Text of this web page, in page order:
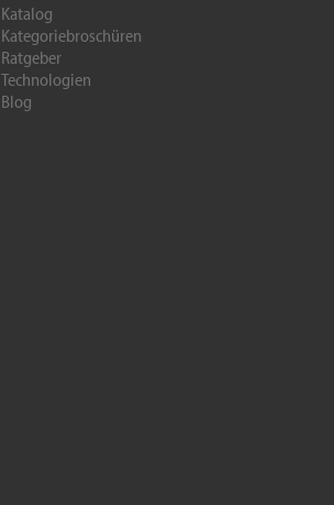
Katalog
Kategoriebroschüren
Ratgeber
Technologien
Blog